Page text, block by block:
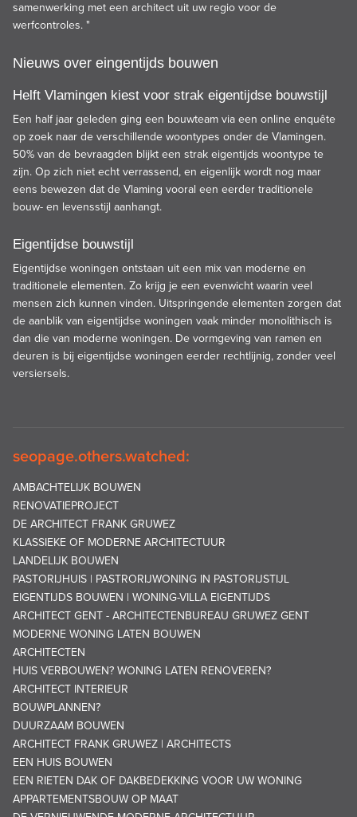
samenwerking met een architect uit uw regio voor de
werfcontroles. "
Nieuws over eingentijds bouwen
Helft Vlamingen kiest voor strak eigentijdse bouwstijl
Een half jaar geleden ging een bouwteam via een online enquête
op zoek naar de verschillende woontypes onder de Vlamingen.
50% van de bevraagden blijkt een strak eigentijds woontype te
zijn. Op zich niet echt verrassend, en eigenlijk wordt nog maar
eens bewezen dat de Vlaming vooral een eerder traditionele
bouw- en levensstijl aanhangt.
Eigentijdse bouwstijl
Eigentijdse woningen ontstaan uit een mix van moderne en
traditionele elementen. Zo krijg je een evenwicht waarin veel
mensen zich kunnen vinden. Uitspringende elementen zorgen dat
de aanblik van eigentijdse woningen vaak minder monolithisch is
dan die van moderne woningen. De vormgeving van ramen en
deuren is bij eigentijdse woningen eerder rechtlijnig, zonder veel
versiersels.
seopage.others.watched:
AMBACHTELIJK BOUWEN
RENOVATIEPROJECT
DE ARCHITECT FRANK GRUWEZ
KLASSIEKE OF MODERNE ARCHITECTUUR
LANDELIJK BOUWEN
PASTORIJHUIS | PASTRORIJWONING IN PASTORIJSTIJL
EIGENTIJDS BOUWEN | WONING-VILLA EIGENTIJDS
ARCHITECT GENT - ARCHITECTENBUREAU GRUWEZ GENT
MODERNE WONING LATEN BOUWEN
ARCHITECTEN
HUIS VERBOUWEN? WONING LATEN RENOVEREN?
ARCHITECT INTERIEUR
BOUWPLANNEN?
DUURZAAM BOUWEN
ARCHITECT FRANK GRUWEZ | ARCHITECTS
EEN HUIS BOUWEN
EEN RIETEN DAK OF DAKBEDEKKING VOOR UW WONING
APPARTEMENTSBOUW OP MAAT